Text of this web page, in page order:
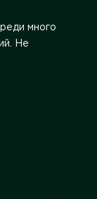
много
Не